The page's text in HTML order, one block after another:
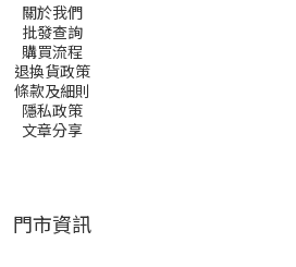
關於我們
批發查詢
購買流程
退換貨政策
條款及細則
隱私政策
文章分享
門市資訊